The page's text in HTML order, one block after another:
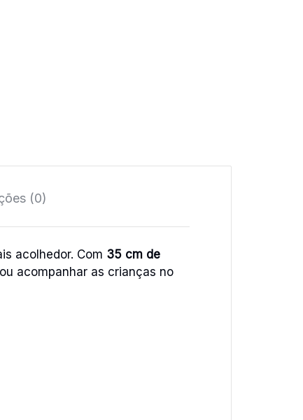
(0)
acolhedor. Com 35 cm de
acompanhar as crianças no